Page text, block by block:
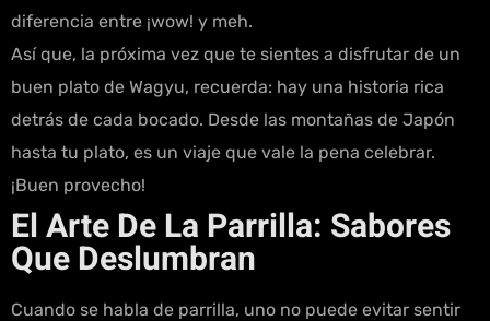
diferencia entre ¡wow! y meh.
Así que, la próxima vez que te sientes a disfrutar de un
buen plato de Wagyu, recuerda: hay una historia rica
detrás de cada bocado. Desde las montañas de Japón
hasta tu plato, es un viaje que vale la pena celebrar.
¡Buen provecho!
El Arte De La Parrilla: Sabores
Que Deslumbran
Cuando se habla de parrilla, uno no puede evitar sentir